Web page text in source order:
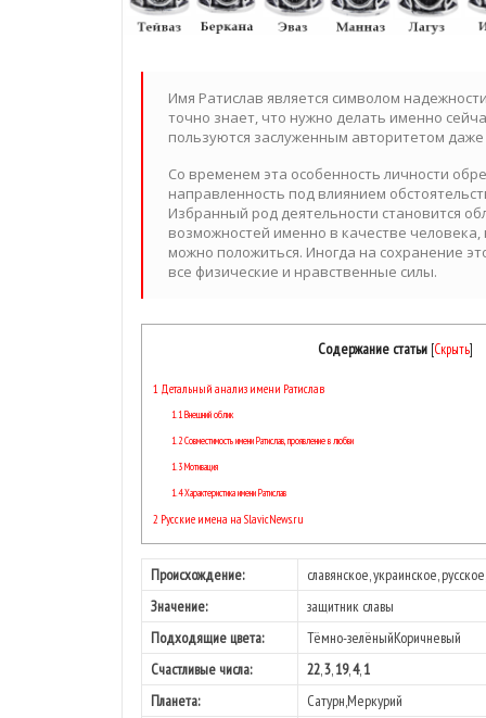
Имя Ратислав является символом
точно знает, что нужно делать именно
пользуются заслуженным авторитетом
Со временем эта особенность личности
направленность под влиянием
Избранный род деятельности становится
возможностей именно в качестве человека,
можно положиться. Иногда на сохранение
все физические и нравственные силы.
Содержание статьи [Скрыть]
1 Детальный анализ имени Ратислав
1.1Внешний облик
1.2Совместимость имени Ратислав, проявление в любви
1.3Мотивация
1.4Характеристика имени Ратислав
2 Русские имена на SlavicNews.ru
Проиcхождение:
славянское, украинское,
Значение:
защитник славы
Подходящие цвета:
Тёмно-зелёныйКоричневый
Счастливые числа:
22,3,19,4,1
Планета:
Сатурн,Меркурий